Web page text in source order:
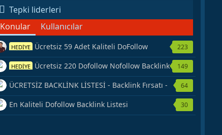
Tepki liderleri
Konular
Kullanıcılar
HEDİYE Ücretsiz 59 Adet Kaliteli DoFollow
Backlink Kaynağı Veriyorum.
223
HEDİYE Ücretsiz 220 Dofollow Nofollow Backlink
Veriyorum
149
ÜCRETSİZ BACKLİNK LİSTESİ - Backlink Fırsatı -
Hemen Yetiş!
64
En Kaliteli Dofollow Backlink Listesi 30